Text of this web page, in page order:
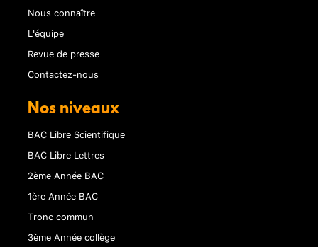
Nous connaître
L'équipe
Revue de presse
Contactez-nous
Nos niveaux
BAC Libre Scientifique
BAC Libre Lettres
2ème Année BAC
1ère Année BAC
Tronc commun
3ème Année collège